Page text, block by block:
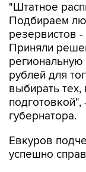
"Штатное
Подбираем
резервистов
Приняли
региональную
рублей для
выбирать
подготовкой",
губернатора.
Евкуров
успешно